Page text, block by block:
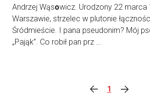
Andrzej Wąsowicz. Urodzony 22
Warszawie, strzelec w plutonie
Śródmieście. I pana pseudonim? Mój
„Pająk”. Co robił pan prz ...
1